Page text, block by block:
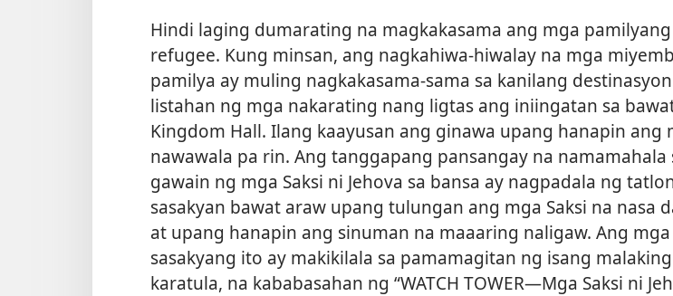
Hindi laging dumarating na magkakasama ang mga pamilyang
refugee. Kung minsan, ang nagkahiwa-hiwalay na mga
pamilya ay muling nagkakasama-sama sa kanilang
listahan ng mga nakarating nang ligtas ang iniingatan sa
Kingdom Hall. Ilang kaayusan ang ginawa upang hanapin ang
nawawala pa rin. Ang tanggapang pansangay na namamahala
gawain ng mga Saksi ni Jehova sa bansa ay nagpadala ng
sasakyan bawat araw upang tulungan ang mga Saksi na nasa
at upang hanapin ang sinuman na maaaring naligaw. Ang mga
sasakyang ito ay makikilala sa pamamagitan ng isang malaking
karatula, na kababasahan ng “WATCH TOWER​—Mga Saksi ni